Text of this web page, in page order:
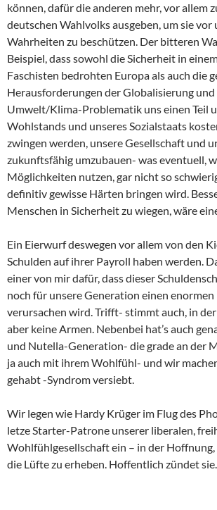
können, dafür die anderen mehr, vor allem
deutschen Wahlvolks ausgeben, um sie vor
Wahrheiten zu beschützen. Der bitteren
Beispiel, dass sowohl die Sicherheit in
Faschisten bedrohten Europa als auch die
Herausforderungen der Globalisierung und
Umwelt/Klima-Problematik uns einen Teil
Wohlstands und unseres Sozialstaats
zwingen werden, unsere Gesellschaft und
zukunftsfähig umzubauen- was eventuell,
Möglichkeiten nutzen, gar nicht so
definitiv gewisse Härten bringen wird.
Menschen in Sicherheit zu wiegen, wäre
Ein Eierwurf deswegen vor allem von den
Schulden auf ihrer Payroll haben werden.
einer von mir dafür, dass dieser
noch für unsere Generation einen
verursachen wird. Trifft- stimmt auch, in
aber keine Armen. Nebenbei hat’s auch
und Nutella-Generation- die grade an der
ja auch mit ihrem Wohlfühl- und wir
gehabt -Syndrom versiebt.
Wir legen wie Hardy Krüger im Flug des
letze Starter-Patrone unserer liberalen,
Wohlfühlgesellschaft ein – in der
die Lüfte zu erheben. Hoffentlich zündet sie.